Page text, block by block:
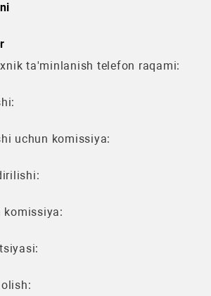
ta'minlanish telefon raqami:
uchun komissiya:
komissiya: